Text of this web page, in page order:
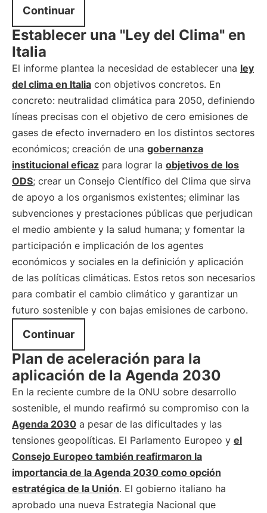
Continuar
Establecer una "Ley del Clima" en
Italia
El informe plantea la necesidad de establecer una ley
del clima en Italia con objetivos concretos. En
concreto: neutralidad climática para 2050, definiendo
líneas precisas con el objetivo de cero emisiones de
gases de efecto invernadero en los distintos sectores
económicos; creación de una gobernanza
institucional eficaz para lograr la objetivos de los
ODS; crear un Consejo Científico del Clima que sirva
de apoyo a los organismos existentes; eliminar las
subvenciones y prestaciones públicas que perjudican
el medio ambiente y la salud humana; y fomentar la
participación e implicación de los agentes
económicos y sociales en la definición y aplicación
de las políticas climáticas. Estos retos son necesarios
para combatir el cambio climático y garantizar un
futuro sostenible y con bajas emisiones de carbono.
Continuar
Plan de aceleración para la
aplicación de la Agenda 2030
En la reciente cumbre de la ONU sobre desarrollo
sostenible, el mundo reafirmó su compromiso con la
Agenda 2030 a pesar de las dificultades y las
tensiones geopolíticas. El Parlamento Europeo y el
Consejo Europeo también reafirmaron la
importancia de la Agenda 2030 como opción
estratégica de la Unión. El gobierno italiano ha
aprobado una nueva Estrategia Nacional que